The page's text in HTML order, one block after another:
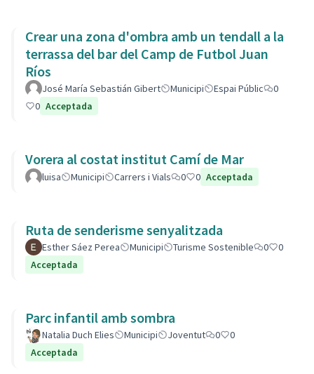
Crear una zona d'ombra amb un tendall a la
terrassa del bar del Camp de Futbol Juan
Ríos
José María Sebastián Gibert Municipi Espai Públic
0
0 Acceptada
Vorera al costat institut Camí de Mar
luisa Municipi Carrers i Vials 0 0 Acceptada
Ruta de senderisme senyalitzada
Esther Sáez Perea Municipi Turisme Sostenible 0
0
Acceptada
Parc infantil amb sombra
Natalia Duch Elies Municipi Joventut 0
0
Acceptada